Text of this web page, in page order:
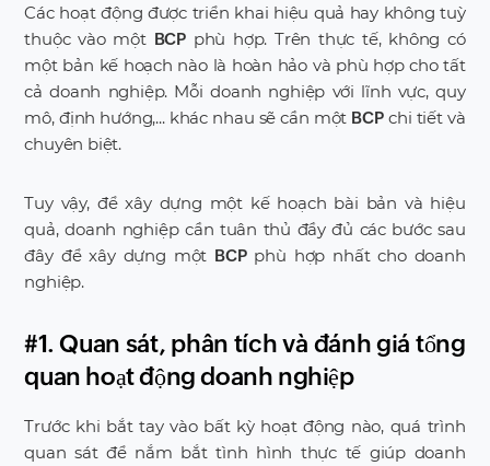
Các hoạt động được triển khai hiệu quả hay không tuỳ
thuộc vào một BCP phù hợp. Trên thực tế, không có
một bản kế hoạch nào là hoàn hảo và phù hợp cho tất
cả doanh nghiệp. Mỗi doanh nghiệp với lĩnh vực, quy
mô, định hướng,... khác nhau sẽ cần một BCPchi tiết và
chuyên biệt.
Tuy vậy, để xây dựng một kế hoạch bài bản và hiệu
quả, doanh nghiệp cần tuân thủ đầy đủ các bước sau
đây để xây dựng một BCPphù hợp nhất cho doanh
nghiệp.
#1. Quan sát, phân tích và đánh giá tổng
quan hoạt động doanh nghiệp
Trước khi bắt tay vào bất kỳ hoạt động nào, quá trình
quan sát để nắm bắt tình hình thực tế giúp doanh